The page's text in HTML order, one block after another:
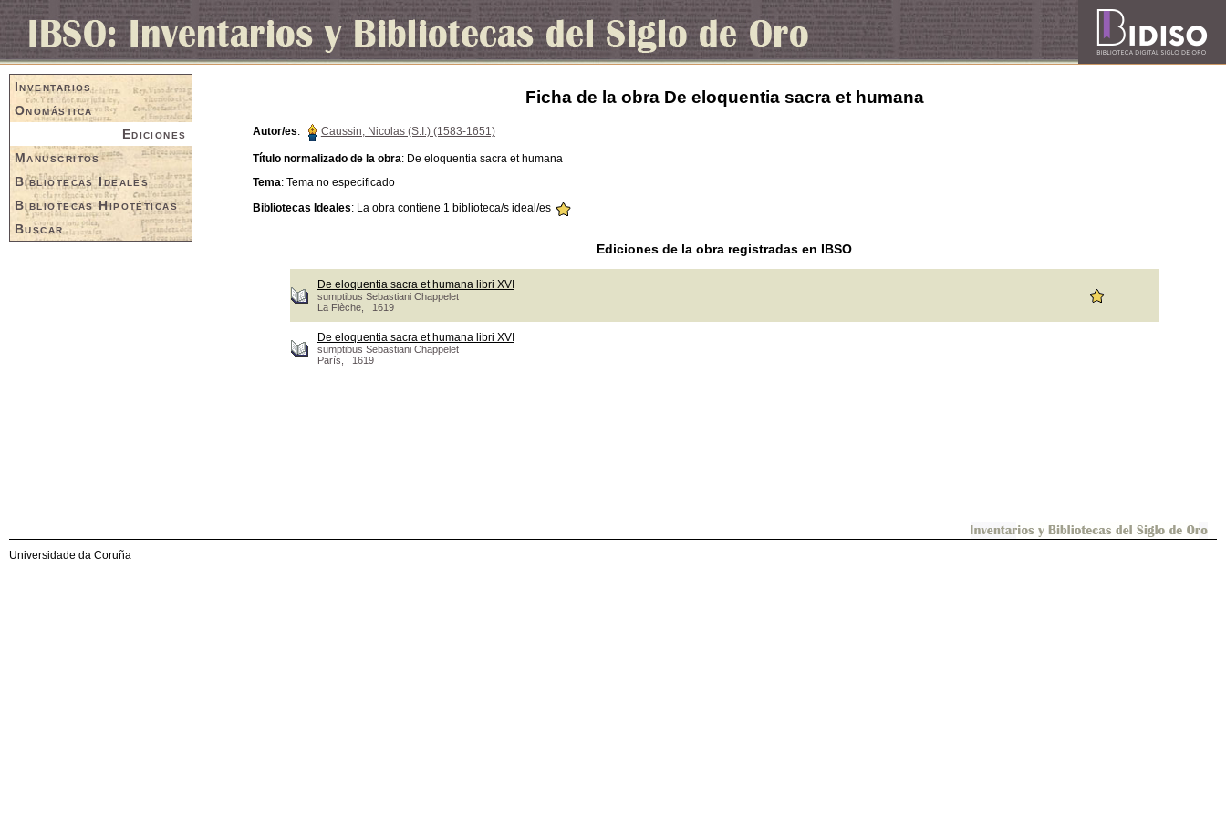
Inventarios
Onomástica
Ediciones
Manuscritos
Bibliotecas Ideales
Bibliotecas Hipotéticas
Buscar
Ficha de la obra De eloquentia sacra et humana
Autor/es: Caussin, Nicolas (S.I.) (1583-1651)
Título normalizado de la obra: De eloquentia sacra et humana
Tema: Tema no especificado
Bibliotecas Ideales: La obra contiene 1 biblioteca/s ideal/es
Ediciones de la obra registradas en IBSO
De eloquentia sacra et humana libri XVI
sumptibus Sebastiani Chappelet
La Flèche, 1619
De eloquentia sacra et humana libri XVI
sumptibus Sebastiani Chappelet
París, 1619
Universidade da Coruña